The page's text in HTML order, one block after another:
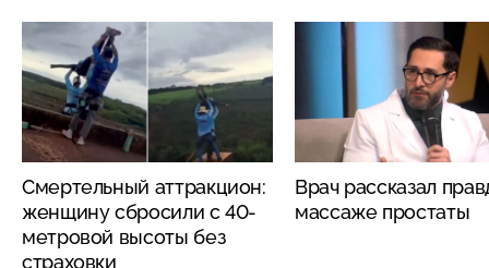
Смертельный аттракцион:
женщину сбросили с 40-
метровой высоты без
страховки
Врач рассказал
массаже простаты